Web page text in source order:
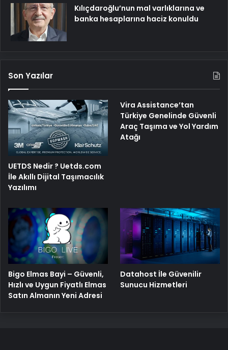
Kılıçdaroğlu’nun mal varlıklarına ve
banka hesaplarına haciz konuldu
Son Yazılar
UETDS Nedir ? Uetds.com
İle Akıllı Dijital Taşımacılık
Yazılımı
Vira Assistance’tan
Türkiye Genelinde Güvenli
Araç Taşıma ve Yol Yardım
Atağı
Bigo Elmas Bayi – Güvenli,
Hızlı ve Uygun Fiyatlı Elmas
Satın Almanın Yeni Adresi
Datahost İle Güvenilir
Sunucu Hizmetleri